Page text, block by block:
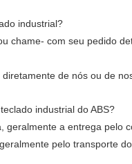
industrial?
chame- com seu pedido
de nós ou de
industrial do ABS?
geralmente a entrega pelo
pelo transporte